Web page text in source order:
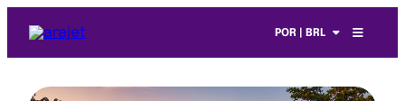
POR | BRL